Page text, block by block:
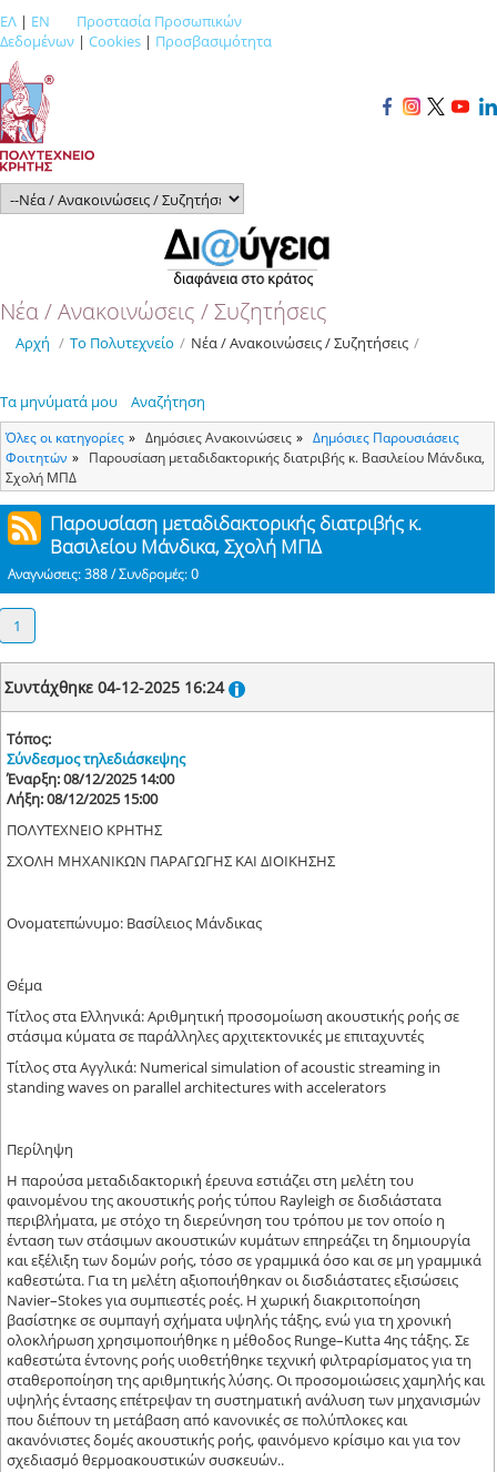
ΕΛ | EN
Προστασία Προσωπικών
Δεδομένων | Cookies | Προσβασιμότητα
Νέα / Ανακοινώσεις / Συζητήσεις
Αρχή / Το Πολυτεχνείο / Νέα / Ανακοινώσεις / Συζητήσεις /
Τα μηνύματά μου Αναζήτηση
Όλες οι κατηγορίες Δημόσιες Ανακοινώσεις
Δημόσιες Παρουσιάσεις
Φοιτητών
Παρουσίαση μεταδιδακτορικής διατριβής κ. Βασιλείου Μάνδικα,
Σχολή ΜΠΔ
Παρουσίαση μεταδιδακτορικής διατριβής κ.
Βασιλείου Μάνδικα, Σχολή ΜΠΔ
Αναγνώσεις: 388 / Συνδρομές: 0
1
Συντάχθηκε 04-12-2025 16:24
Τόπος:
Σύνδεσμος τηλεδιάσκεψης
Έναρξη: 08/12/2025 14:00
Λήξη: 08/12/2025 15:00
ΠΟΛΥΤΕΧΝΕΙΟ ΚΡΗΤΗΣ
ΣΧΟΛΗ ΜΗΧΑΝΙΚΩΝ ΠΑΡΑΓΩΓΗΣ ΚΑΙ ΔΙΟΙΚΗΣΗΣ
Ονοματεπώνυμο: Βασίλειος Μάνδικας
Θέμα
Τίτλος στα Ελληνικά: Αριθμητική προσομοίωση ακουστικής ροής σε
στάσιμα κύματα σε παράλληλες αρχιτεκτονικές με επιταχυντές
Τίτλος στα Αγγλικά: Numerical simulation of acoustic streaming in
standing waves on parallel architectures with accelerators
Περίληψη
Η παρούσα μεταδιδακτορική έρευνα εστιάζει στη μελέτη του
φαινομένου της ακουστικής ροής τύπου Rayleigh σε δισδιάστατα
περιβλήματα, με στόχο τη διερεύνηση του τρόπου με τον οποίο η
ένταση των στάσιμων ακουστικών κυμάτων επηρεάζει τη δημιουργία
και εξέλιξη των δομών ροής, τόσο σε γραμμικά όσο και σε μη γραμμικά
καθεστώτα. Για τη μελέτη αξιοποιήθηκαν οι δισδιάστατες εξισώσεις
Navier–Stokes για συμπιεστές ροές. Η χωρική διακριτοποίηση
βασίστηκε σε συμπαγή σχήματα υψηλής τάξης, ενώ για τη χρονική
ολοκλήρωση χρησιμοποιήθηκε η μέθοδος Runge–Kutta 4ης τάξης. Σε
καθεστώτα έντονης ροής υιοθετήθηκε τεχνική φιλτραρίσματος για τη
σταθεροποίηση της αριθμητικής λύσης. Οι προσομοιώσεις χαμηλής και
υψηλής έντασης επέτρεψαν τη συστηματική ανάλυση των μηχανισμών
που διέπουν τη μετάβαση από κανονικές σε πολύπλοκες και
ακανόνιστες δομές ακουστικής ροής, φαινόμενο κρίσιμο και για τον
σχεδιασμό θερμοακουστικών συσκευών..